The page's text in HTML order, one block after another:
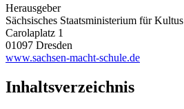
Herausgeber
Sächsisches Staatsministerium für Kultus
Carolaplatz 1
01097 Dresden
www.sachsen-macht-schule.de
Inhaltsverzeichnis